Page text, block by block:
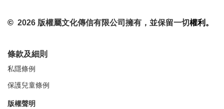
© 2026 版權屬文化傳信有限公司擁有，並保留一切權利。
條款及細則
私隱條例
保護兒童條例
版權聲明